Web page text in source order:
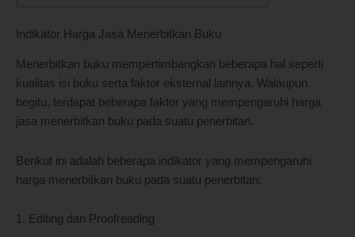
Indikator Harga Jasa Menerbitkan Buku
Menerbitkan buku mempertimbangkan beberapa hal seperti
kualitas isi buku serta faktor eksternal lainnya. Walaupun
begitu, terdapat beberapa faktor yang mempengaruhi harga
jasa menerbitkan buku pada suatu penerbitan.
Berikut ini adalah beberapa indikator yang mempengaruhi
harga menerbitkan buku pada suatu penerbitan:
1. Editing dan Proofreading